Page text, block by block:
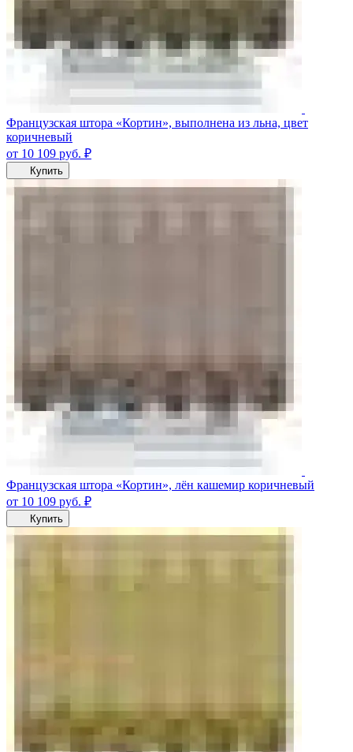
Французская штора «Кортин», выполнена из льна, цвет
коричневый
от 10 109 руб. ₽
Купить
Французская штора «Кортин», лён кашемир коричневый
от 10 109 руб. ₽
Купить